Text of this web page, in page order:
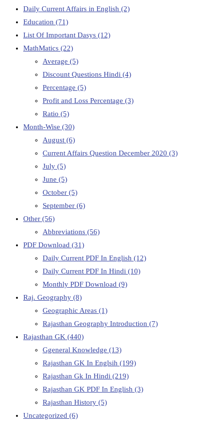
Daily Current Affairs in English (2)
Education (71)
List Of Important Dasys (12)
MathMatics (22)
Average (5)
Discount Questions Hindi (4)
Percentage (5)
Profit and Loss Percentage (3)
Ratio (5)
Month-Wise (30)
August (6)
Current Affairs Question December 2020 (3)
July (5)
June (5)
October (5)
September (6)
Other (56)
Abbreviations (56)
PDF Download (31)
Daily Current PDF In English (12)
Daily Current PDF In Hindi (10)
Monthly PDF Download (9)
Raj. Geography (8)
Geographic Areas (1)
Rajasthan Geography Introduction (7)
Rajasthan GK (440)
Ggeneral Knowledge (13)
Rajasthan GK In Englsih (199)
Rajasthan Gk In Hindi (219)
Rajasthan GK PDF In English (3)
Rajasthan History (5)
Uncategorized (6)